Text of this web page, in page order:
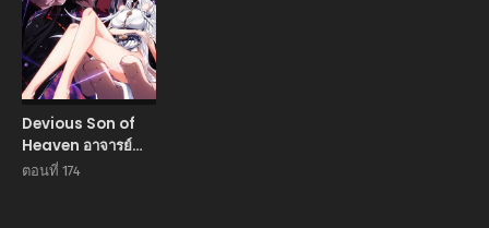
Devious Son of
Heaven อาจารย์
ศิษย์บ้าขอกบฎนะ
ตอนที่ 174